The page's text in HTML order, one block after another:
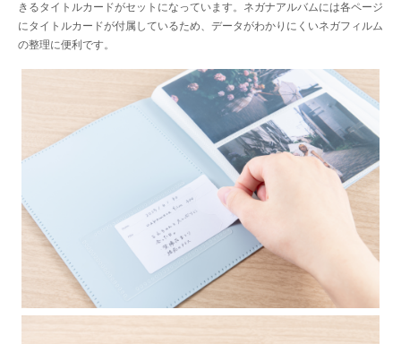
きるタイトルカードがセットになっています。ネガナアルバムには各ページ
にタイトルカードが付属しているため、データがわかりにくいネガフィルム
の整理に便利です。